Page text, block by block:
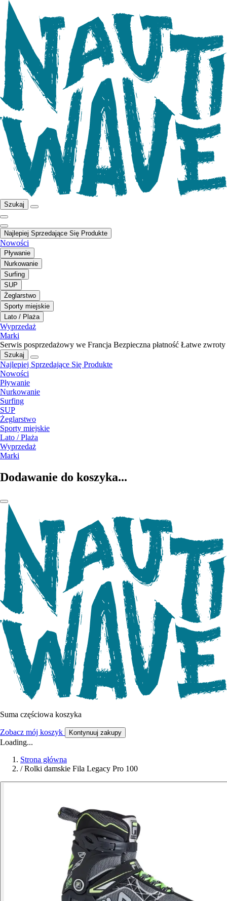
Szukaj
Najlepiej Sprzedające Się Produkte
Nowości
Pływanie
Nurkowanie
Surfing
SUP
Żeglarstwo
Sporty miejskie
Lato / Plaża
Wyprzedaż
Marki
Serwis posprzedażowy we Francja Bezpieczna płatność Łatwe zwroty
Szukaj
Najlepiej Sprzedające Się Produkte
Nowości
Pływanie
Nurkowanie
Surfing
SUP
Żeglarstwo
Sporty miejskie
Lato / Plaża
Wyprzedaż
Marki
Dodawanie do koszyka...
Suma częściowa koszyka
Zobacz mój koszyk Kontynuuj zakupy
Loading...
Strona główna
/ Rolki damskie Fila Legacy Pro 100